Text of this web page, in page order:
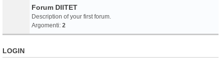
Forum DIITET
Description of your first forum.
Argomenti: 2
LOGIN